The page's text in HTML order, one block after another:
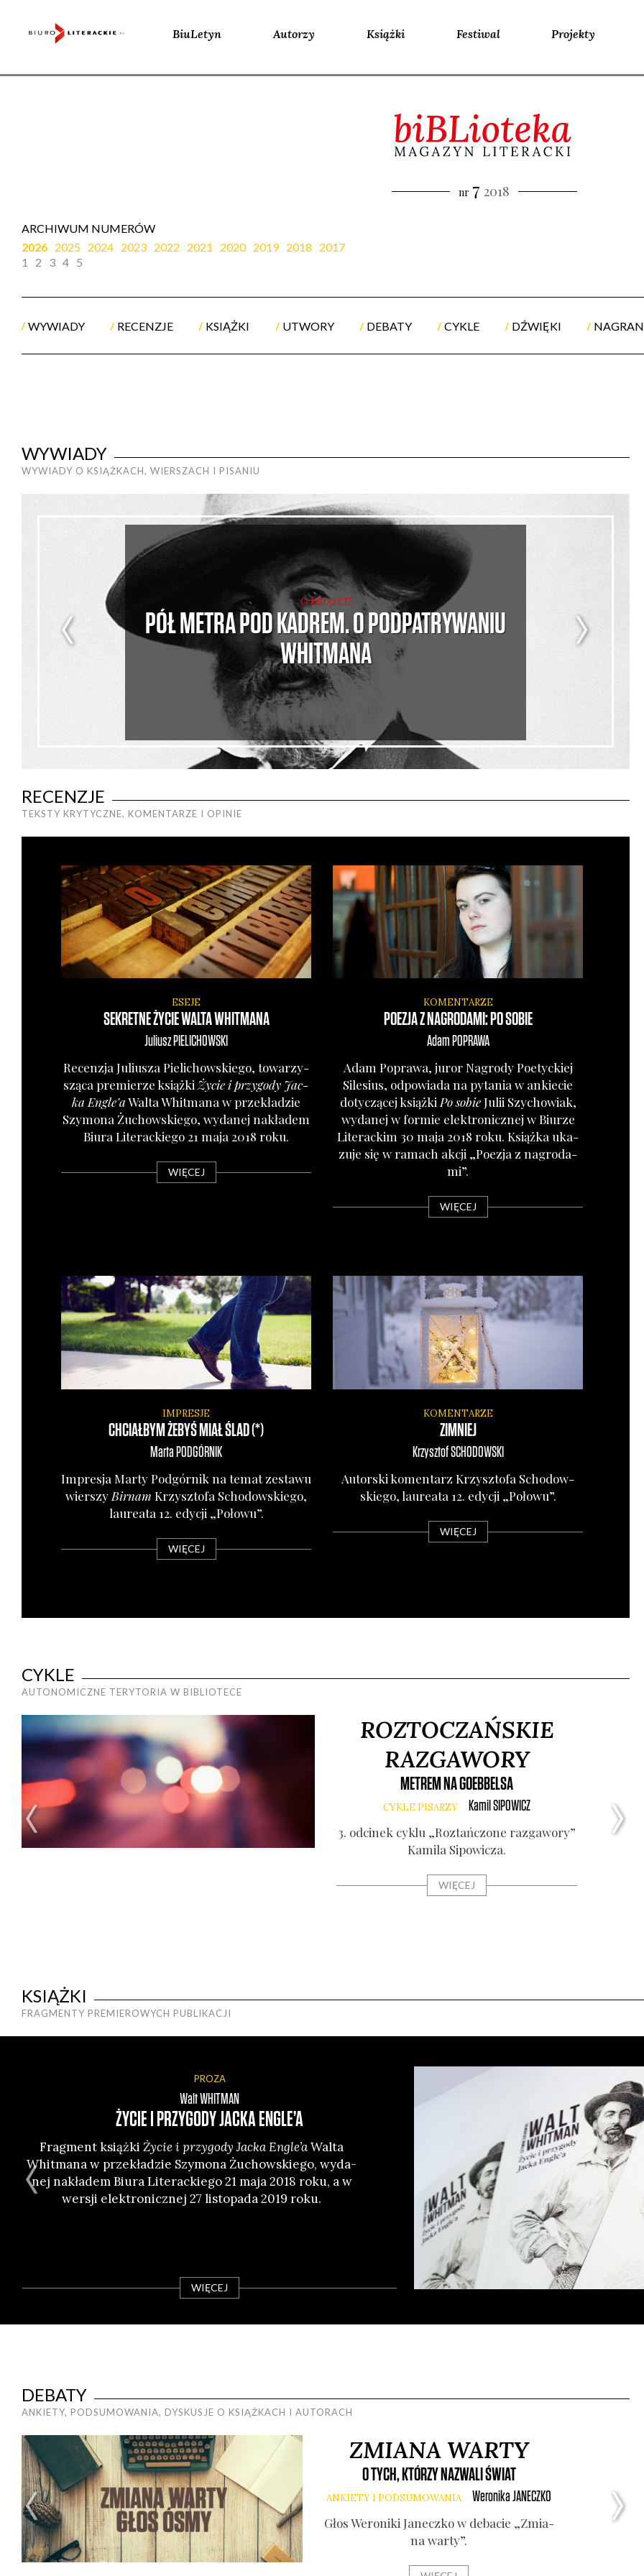
BiuLetyn Autorzy Książki Festiwal Projekty
nr 7 2018
ARCHIWUM NUMERÓW
2026 2025 2024 2023 2022 2021 2020 2019 2018
2017
1
2 3 4 5
WYWIADY RECENZJE KSIĄŻKI UTWORY DEBATY CYKLE DŹWIĘKI
WYWIADY
WYWIADY O KSIĄŻKACH, WIERSZACH I PISANIU
O KSIĄŻCE
PÓŁ METRA POD KADREM. O PODPATRYWANIU
WHITMANA
RECENZJE
TEKSTY KRYTYCZNE, KOMENTARZE I OPINIE
ESEJE
SEKRETNE ŻYCIE WALTA WHITMANA
Juliusz PIELICHOWSKI
Recen­zja Juliu­sza Pie­li­chow­skie­go, towa­rzy­
szą­ca pre­mie­rze książ­ki Życie i przy­go­dy Jac­
ka Engle’aWal­ta Whit­ma­na w prze­kła­dzie
Szy­mo­na Żuchow­skie­go, wyda­nej nakła­dem
Biu­ra Lite­rac­kie­go 21 maja 2018 roku.
WIĘCEJ
KOMENTARZE
POEZJA Z NAGRODAMI: PO SOBIE
Adam POPRAWA
Adam Popra­wa, juror Nagro­dy Poetyc­kiej
Sile­sius, odpo­wia­da na pyta­nia w ankie­cie
doty­czą­cej książ­ki Po sobieJulii Szy­cho­wiak,
wyda­nej w for­mie elek­tro­nicz­nej w Biu­rze
Lite­rac­kim 30 maja 2018 roku. Książ­ka uka­
zu­je się w ramach akcji „Poezja z nagro­da­
mi”.
WIĘCEJ
IMPRESJE
CHCIAŁBYM ŻEBYŚ MIAŁ ŚLAD (*)
Marta PODGÓRNIK
Impre­sja Mar­ty Pod­gór­nik na temat zesta­wu
wier­szy Bir­nam Krzysz­to­fa Scho­dow­skie­go,
lau­re­ata 12. edy­cji „Poło­wu”.
WIĘCEJ
KOMENTARZE
ZIMNIEJ
KrzysztofSCHODOWSKI
Autor­ski komen­tarz Krzysz­to­fa Scho­dow­
skie­go, lau­re­ata 12. edy­cji „Poło­wu”.
WIĘCEJ
CYKLE
AUTONOMICZNE TERYTORIA W BIBLIOTECE
ROZTOCZAŃSKIE
RAZGAWORY
METREM NA GOEBBELSA
CYKLE PISARZY Kamil SIPOWICZ
3. odci­nek cyklu „Roz­tań­czo­ne razga­wo­ry”
Kami­la Sipo­wi­cza.
WIĘCEJ
KSIĄŻKI
FRAGMENTY PREMIEROWYCH PUBLIKACJI
PROZA
WaltWHITMAN
ŻYCIE I PRZYGODY JACKA ENGLE’A
Frag­ment książ­kiŻycie i przy­go­dy Jac­ka Engle’aWal­ta
Whit­ma­na w prze­kła­dzie Szy­mo­na Żuchow­skie­go, wyda­
nej nakła­dem Biu­ra Lite­rac­kie­go 21 maja 2018 roku, a w
wer­sji elek­tro­nicz­nej 27 listo­pa­da 2019 roku.
WIĘCEJ
DEBATY
ANKIETY, PODSUMOWANIA, DYSKUSJE O KSIĄŻKACH I AUTORACH
ZMIANA WARTY
O TYCH, KTÓRZY NAZWALI ŚWIAT
ANKIETY I PODSUMOWANIA WeronikaJANECZKO
Głos Wero­ni­ki Janecz­ko w deba­cie „Zmia­
na war­ty”.